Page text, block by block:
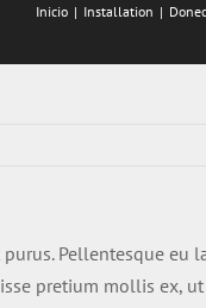
Inicio Installation
Pellentesque eu
pretium mollis ex,